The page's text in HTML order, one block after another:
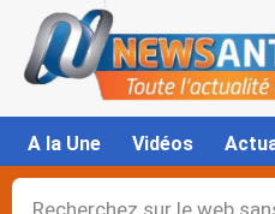
contenu
A la Une Vidéos
Rechercher